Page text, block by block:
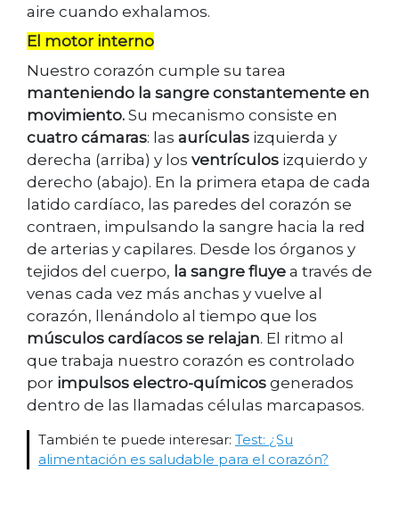
aire cuando exhalamos.
El motor interno
Nuestro corazón cumple su tarea
manteniendo la sangre constantemente en
movimiento. Su mecanismo consiste en
cuatro cámaras: las aurículas izquierda y
derecha (arriba) y los ventrículos izquierdo y
derecho (abajo). En la primera etapa de cada
latido cardíaco, las paredes del corazón se
contraen, impulsando la sangre hacia la red
de arterias y capilares. Desde los órganos y
tejidos del cuerpo, la sangre fluye a través de
venas cada vez más anchas y vuelve al
corazón, llenándolo al tiempo que los
músculos cardíacos se relajan. El ritmo al
que trabaja nuestro corazón es controlado
por impulsos electro-químicos generados
dentro de las llamadas células marcapasos.
También te puede interesar: Test: ¿Su
alimentación es saludable para el corazón?